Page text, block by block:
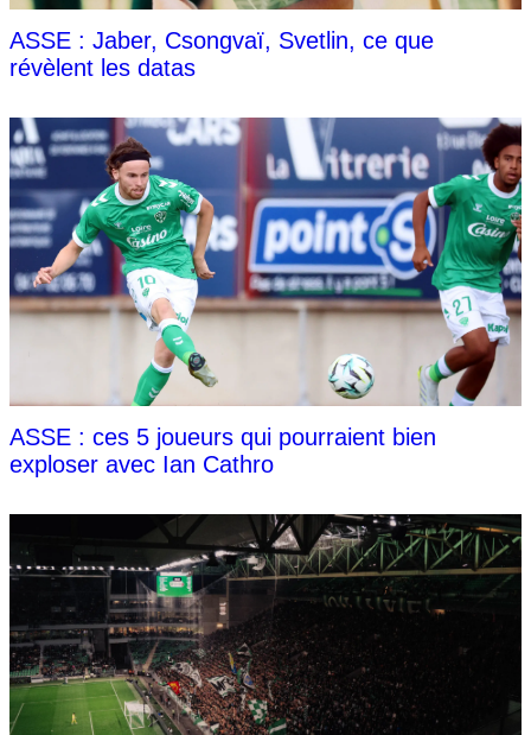
ASSE : Jaber, Csongvaï, Svetlin, ce que
révèlent les datas
ASSE : ces 5 joueurs qui pourraient bien
exploser avec Ian Cathro